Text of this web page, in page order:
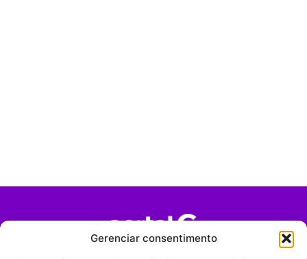
Gerenciar consentimento